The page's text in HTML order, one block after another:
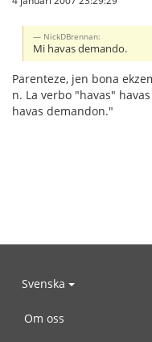
NickDBrennan:
Mi havas demando.
Parenteze, jen bona
n. La verbo "havas"
havas demandon."
Svenska
Om oss